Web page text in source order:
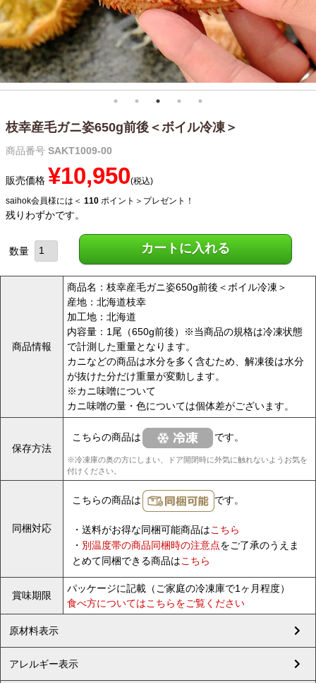
枝幸産毛ガニ姿650g前後＜ボイル冷凍＞
商品番号 SAKT1009-00
販売価格 ¥10,950 税込
saihok会員様には＜ 110 ポイント＞プレゼント！
残りわずかです。
カートに入れる
商品情報
商品名：枝幸産毛ガニ姿650g前後＜ボイル冷凍＞
産地：北海道枝幸
加工地：北海道
内容量：1尾（650g前後）※当商品の規格は冷凍状態
で計測した重量となります。
カニなどの商品は水分を多く含むため、解凍後は水分
が抜けた分だけ重量が変動します。
※カニ味噌について
カニ味噌の量・色については個体差がございます。
保存方法
こちらの商品は です。
※冷凍庫の奥の方にしまい、ドア開閉時に外気に触れないようお気を
付けください。
同梱対応
こちらの商品は です。
・送料がお得な同梱可能商品はこちら
・ 別温度帯の商品同梱時の注意点をご了承のうえま
とめて同梱できる商品はこちら
賞味期限
パッケージに記載（ご家庭の冷凍庫で1ヶ月程度）
食べ方についてはこちらをご覧ください
原材料表示
アレルギー表示